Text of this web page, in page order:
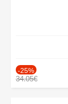
-25%
34.05€